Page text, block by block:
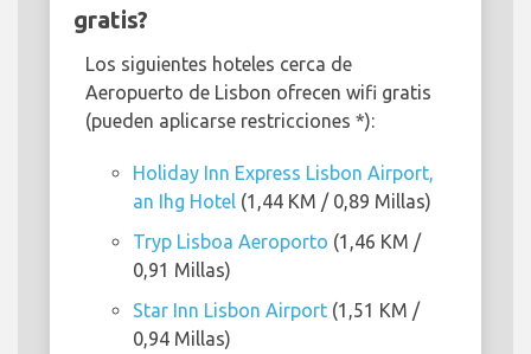
gratis?
Los siguientes hoteles cerca de
Aeropuerto de Lisbon ofrecen wifi gratis
(pueden aplicarse restricciones *):
Holiday Inn Express Lisbon Airport,
an Ihg Hotel (1,44 KM / 0,89 Millas)
Tryp Lisboa Aeroporto (1,46 KM /
0,91 Millas)
Star Inn Lisbon Airport (1,51 KM /
0,94 Millas)